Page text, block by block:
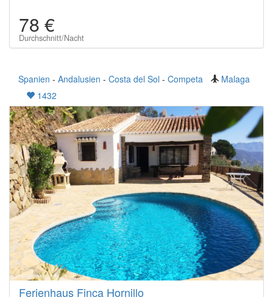
78 €
Durchschnitt/Nacht
Spanien - Andalusien - Costa del Sol - Competa
Malaga
1432
Ferienhaus Finca Hornillo